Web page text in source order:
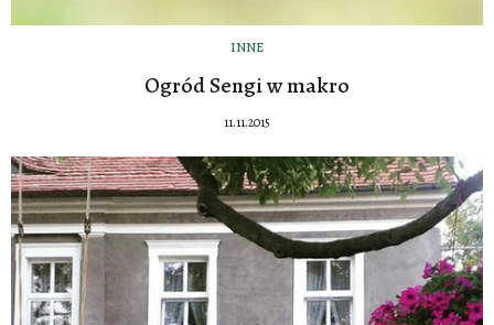
INNE
Ogród Sengi w makro
11.11.2015